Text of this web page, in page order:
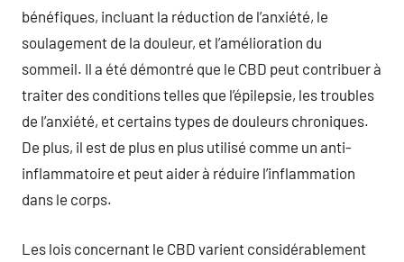
bénéfiques, incluant la réduction de l’anxiété, le
soulagement de la douleur, et l’amélioration du
sommeil. Il a été démontré que le CBD peut contribuer à
traiter des conditions telles que l’épilepsie, les troubles
de l’anxiété, et certains types de douleurs chroniques.
De plus, il est de plus en plus utilisé comme un anti-
inflammatoire et peut aider à réduire l’inflammation
dans le corps.
Les lois concernant le CBD varient considérablement